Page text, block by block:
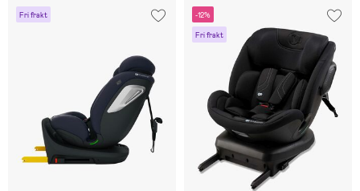
Fri frakt -12%
Fri frakt